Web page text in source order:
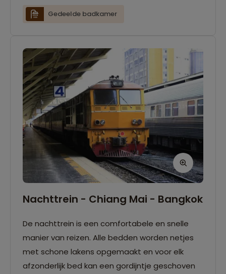
warme douche. Maaltijden worden door de
uitzicht.
Gedeelde badkamer
Nachttrein - Chiang Mai - Bangkok
De nachttrein is een comfortabele en snelle
manier van reizen. Alle bedden worden netjes
met schone lakens opgemaakt en voor elk
afzonderlijk bed kan een gordijntje geschoven